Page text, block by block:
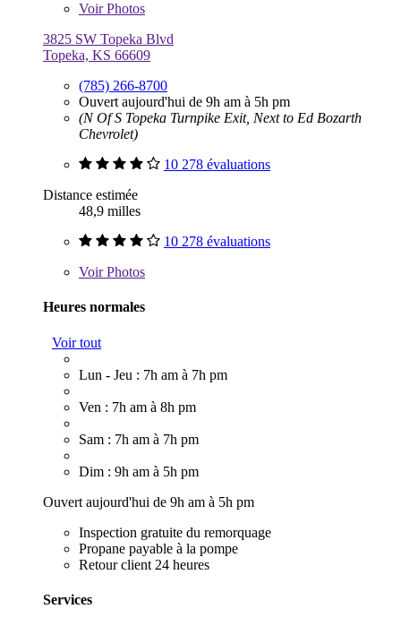
VoirPhotos
3825 SW Topeka Blvd
Topeka, KS 66609
(785) 266-8700
Ouvert aujourd'hui de 9h am à 5h pm
(N Of S Topeka Turnpike Exit, Next to Ed Bozarth
Chevrolet)
10 278 évaluations
Distance estimée
48,9 milles
10 278 évaluations
VoirPhotos
Heures normales
Voir tout
Lun - Jeu : 7h am à 7h pm
Ven : 7h am à 8h pm
Sam : 7h am à 7h pm
Dim : 9h am à 5h pm
Ouvert aujourd'hui de 9h am à 5h pm
Inspection gratuite du remorquage
Propane payable à la pompe
Retour client 24 heures
Services